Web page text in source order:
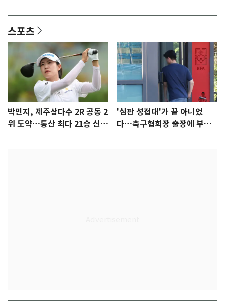
스포츠
박민지, 제주삼다수 2R 공동 2
위 도약…통산 최다 21승 신기
'심판 성접대'가 끝 아니었
다…축구협회장 출장에 부인